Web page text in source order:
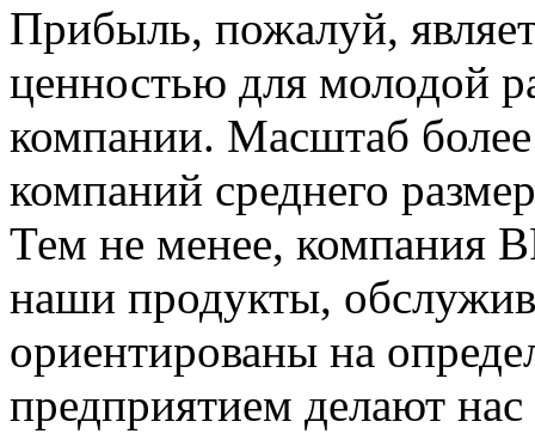
Прибыль, пожалуй,
ценностью для молодой
компании. Масштаб
компаний среднего
Тем не менее, компания
наши продукты,
ориентированы на
предприятием делают